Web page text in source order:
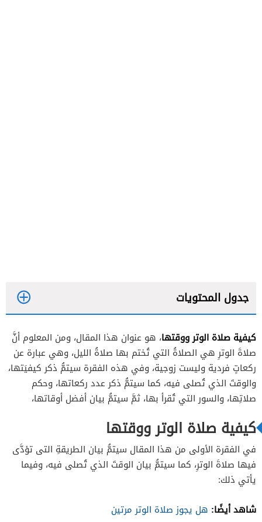
جدول المحتويات
كيفية صلاة الوتر
وقت صلاة الوتر
كيفية صلاة الوتر ووقتها، هو عنوان هذا المقال، ومن المعلوم أنَّ
صلاةَ الوترِ هي الصلاةُ التي تُختم بها صلاةُ الليل، وهي عبارة عن
ركعاتٍ فردية وليست زوجية، وفي هذه الفقرة سيتمُّ ذكر كيفيَتها،
والوقتَ الذي تُصلى فيه، كما سيتمُّ ذكر عدد ركعاتها، وحكم
صلاتِها، والسور التي تُقرأ بها، ثمَّ سيتمُّ بيان أفضل أوقاتها،
كيفية صلاة الوتر ووقتها
في الفقرة الأولى من هذا المقال سيتمُّ بيان الطريقةِ التى تؤدَّى
فيها صلاةَ الوترِ، كما سيتمُّ بيان الوقتَ الذي تُصلى فيه، وفيما
يأتي ذلك:
شاهد أيضًا: هل يجوز صلاة الوتر مرتين